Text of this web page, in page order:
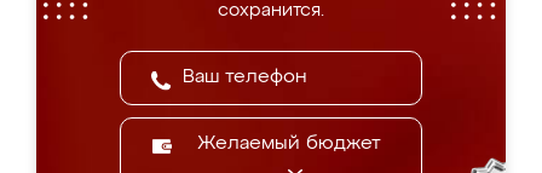
сохранится.
Желаемый бюджет